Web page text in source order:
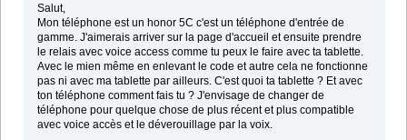
Salut,
Mon téléphone est un honor 5C c'est un téléphone d'entrée de
gamme. J'aimerais arriver sur la page d'accueil et ensuite prendre
le relais avec voice access comme tu peux le faire avec ta tablette.
Avec le mien même en enlevant le code et autre cela ne fonctionne
pas ni avec ma tablette par ailleurs. C'est quoi ta tablette ? Et avec
ton téléphone comment fais tu ? J'envisage de changer de
téléphone pour quelque chose de plus récent et plus compatible
avec voice accès et le déverouillage par la voix.